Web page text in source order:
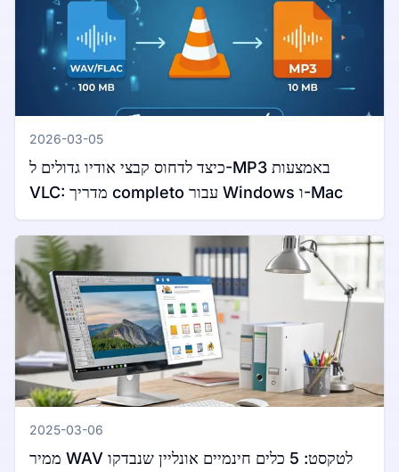
2026-03-05
כיצד לדחוס קבצי אודיו גדולים ל-MP3 באמצעות
VLC: מדריך completo עבור Windows ו-Mac
2025-03-06
ממיר WAV לטקסט: 5 כלים חינמיים אונליין שנבדקו